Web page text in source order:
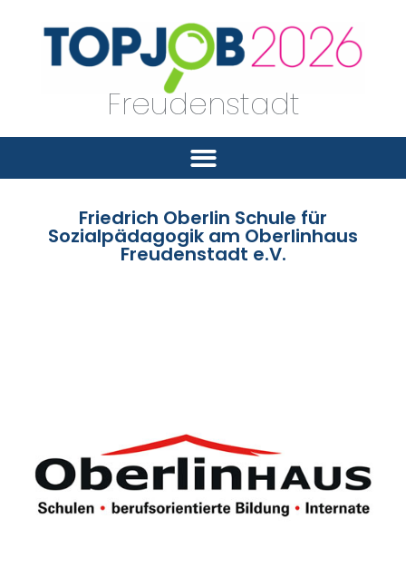
Freudenstadt
Friedrich Oberlin Schule für
Sozialpädagogik am Oberlinhaus
Freudenstadt e.V.